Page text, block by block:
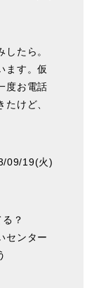
たら。
ます。仮
度お電話
けど、
09/19(火)
？
センター